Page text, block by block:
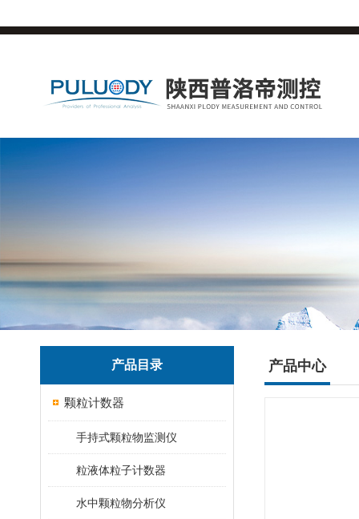
产品目录
颗粒计数器
手持式颗粒物监测仪
粒液体粒子计数器
水中颗粒物分析仪
产品中心